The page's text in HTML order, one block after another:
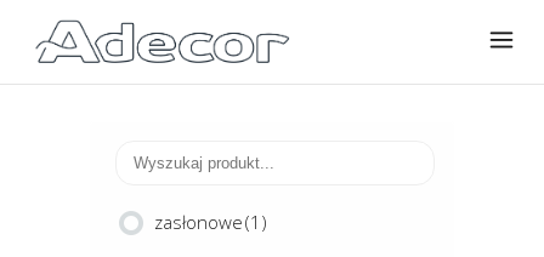
zasłonowe(1)